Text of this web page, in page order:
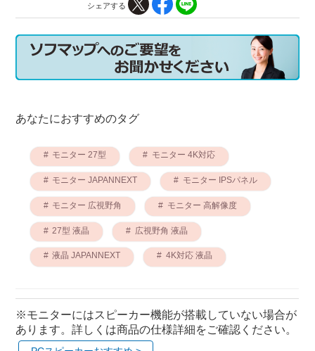
シェアする
あなたにおすすめのタグ
モニター 27型 モニター 4K対応
モニター JAPANNEXT モニター IPSパネル
モニター 広視野角 モニター 高解像度
27型 液晶 広視野角 液晶
液晶 JAPANNEXT 4K対応 液晶
※モニターにはスピーカー機能が搭載していない場合が
あります。詳しくは商品の仕様詳細をご確認ください。